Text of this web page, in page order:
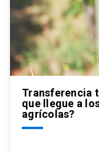
Transferencia
que llegue a
agrícolas?